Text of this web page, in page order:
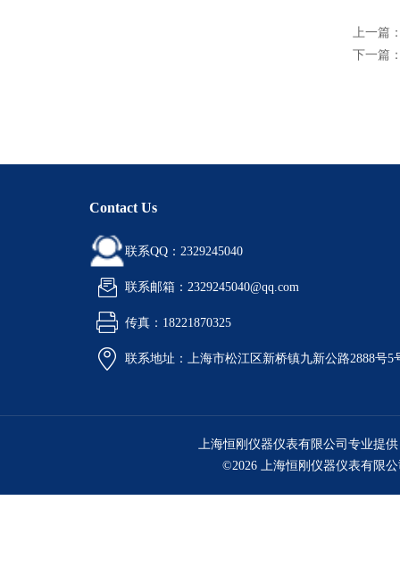
上一篇
下一篇
Contact Us
联系QQ：2329245040
联系邮箱：2329245040@qq.com
传真：18221870325
联系地址：上海市松江区新桥镇九新公路2888号5
上海恒刚仪器仪表有限公司专业提
©2026 上海恒刚仪器仪表有限